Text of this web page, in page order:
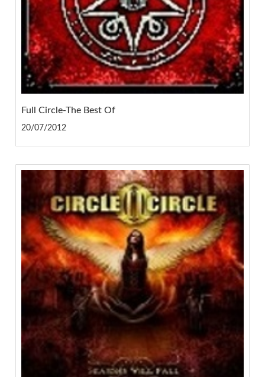
Full Circle-The Best Of
20/07/2012